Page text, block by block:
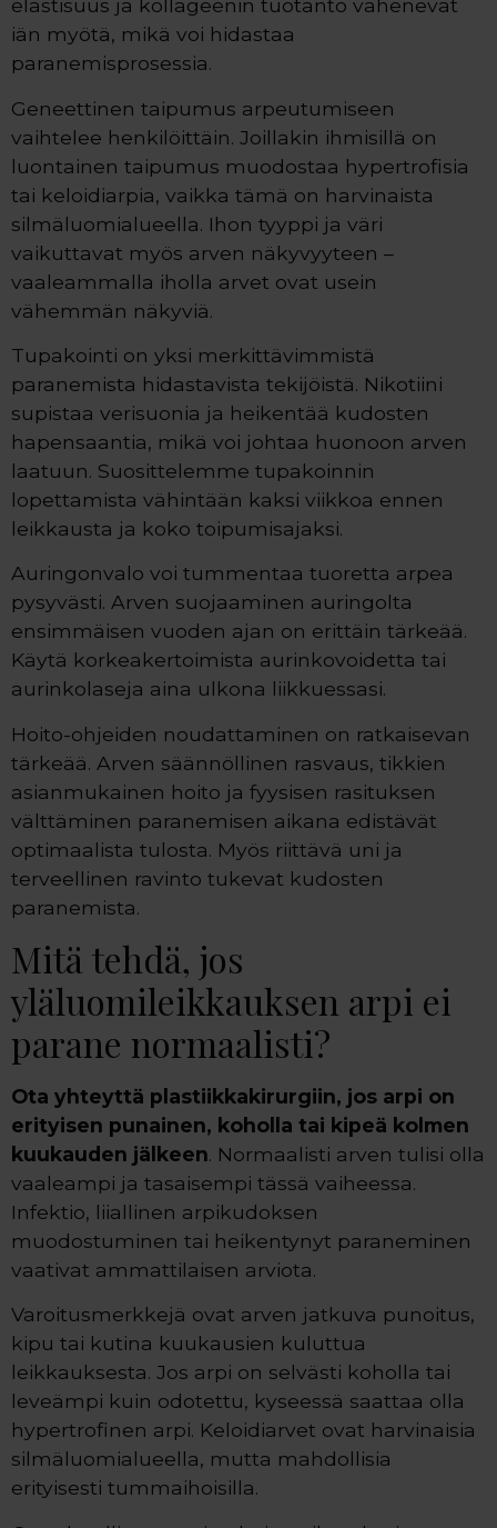
elastisuus ja kollageenin tuotanto vähenevät
iän myötä, mikä voi hidastaa
paranemisprosessia.
Geneettinen taipumus arpeutumiseen
vaihtelee henkilöittäin. Joillakin ihmisillä on
luontainen taipumus muodostaa hypertrofisia
tai keloidiarpia, vaikka tämä on harvinaista
silmäluomialueella. Ihon tyyppi ja väri
vaikuttavat myös arven näkyvyyteen –
vaaleammalla iholla arvet ovat usein
vähemmän näkyviä.
Tupakointi on yksi merkittävimmistä
paranemista hidastavista tekijöistä. Nikotiini
supistaa verisuonia ja heikentää kudosten
hapensaantia, mikä voi johtaa huonoon arven
laatuun. Suosittelemme tupakoinnin
lopettamista vähintään kaksi viikkoa ennen
leikkausta ja koko toipumisajaksi.
Auringonvalo voi tummentaa tuoretta arpea
pysyvästi. Arven suojaaminen auringolta
ensimmäisen vuoden ajan on erittäin tärkeää.
Käytä korkeakertoimista aurinkovoidetta tai
aurinkolaseja aina ulkona liikkuessasi.
Hoito-ohjeiden noudattaminen on ratkaisevan
tärkeää. Arven säännöllinen rasvaus, tikkien
asianmukainen hoito ja fyysisen rasituksen
välttäminen paranemisen aikana edistävät
optimaalista tulosta. Myös riittävä uni ja
terveellinen ravinto tukevat kudosten
paranemista.
Mitä tehdä, jos
yläluomileikkauksen arpi ei
parane normaalisti?
Ota yhteyttä plastiikkakirurgiin, jos arpi on
erityisen punainen, koholla tai kipeä kolmen
kuukauden jälkeen. Normaalisti arven tulisi olla
vaaleampi ja tasaisempi tässä vaiheessa.
Infektio, liiallinen arpikudoksen
muodostuminen tai heikentynyt paraneminen
vaativat ammattilaisen arviota.
Varoitusmerkkejä ovat arven jatkuva punoitus,
kipu tai kutina kuukausien kuluttua
leikkauksesta. Jos arpi on selvästi koholla tai
leveämpi kuin odotettu, kyseessä saattaa olla
hypertrofinen arpi. Keloidiarvet ovat harvinaisia
silmäluomialueella, mutta mahdollisia
erityisesti tummaihoisilla.